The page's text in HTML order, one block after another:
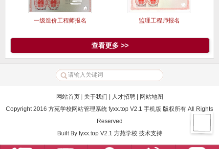
一级造价工程师报名 监理工程师报名
查看更多 >>
网站首页| 关于我们 人才招聘|
网站地图
Copyright 2016 方苑学校网站管理系统 fyxx.top V2.1 手机版 版权所有 All Rights
Reserved
Built By fyxx.top V2.1 方苑学校技术支持